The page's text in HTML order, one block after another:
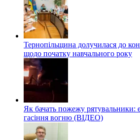
Тернопільщина долучилася до
щодо початку навчального року
Як бачать пожежу рятувальники:
гасіння вогню (ВІДЕО)